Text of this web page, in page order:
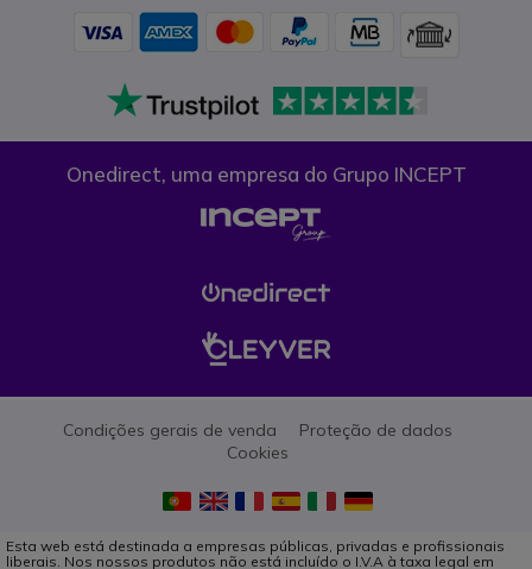
Onedirect, uma empresa do Grupo INCEPT
Condições gerais de venda
Proteção de dados
Cookies
Esta web está destinada a empresas públicas, privadas e profissionais
liberais. Nos nossos produtos não está incluído o I.V.A à taxa legal em